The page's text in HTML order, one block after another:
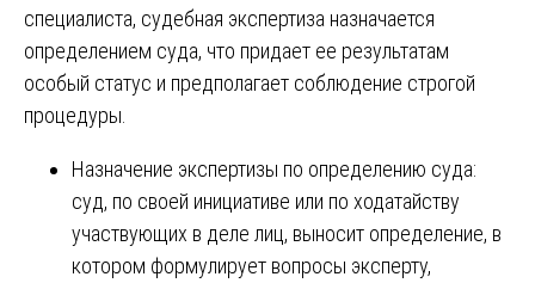
специалиста, судебная экспертиза назначается
определением суда, что придает ее результатам
особый статус и предполагает соблюдение строгой
процедуры.
Назначение экспертизы по определению суда:
суд, по своей инициативе или по ходатайству
участвующих в деле лиц, выносит определение, в
котором формулирует вопросы эксперту,